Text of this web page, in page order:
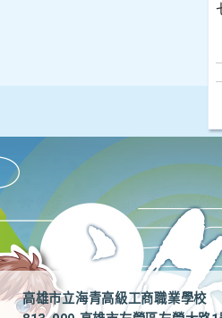
高雄市立海青高級工商職業學校